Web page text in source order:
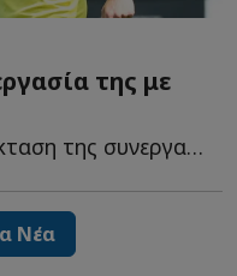
της με
Επίσημη μορφή πήρε η επέκταση της συνεργασίας της ΑΕΚ μ...
Νέα